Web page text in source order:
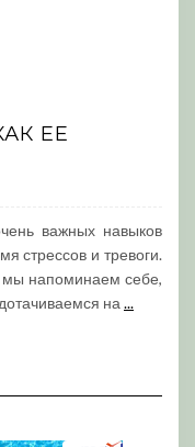
ЕЕ
важных навыков
стрессов и тревоги.
мы напоминаем себе,
на ...